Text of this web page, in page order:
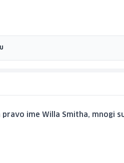
ime Willa Smitha, mnogi